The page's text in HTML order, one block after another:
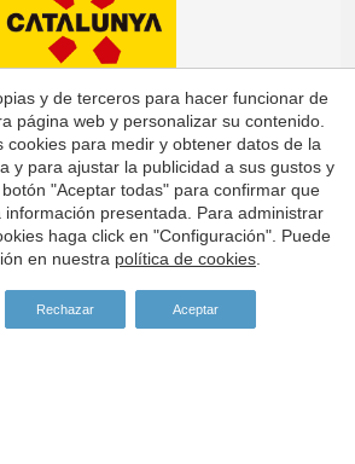
y de terceros para hacer funcionar de
página web y personalizar su contenido.
cookies para medir y obtener datos de la
y para ajustar la publicidad a sus gustos y
"Aceptar todas" para confirmar que
presentada. Para administrar
haga click en "Configuración". Puede
en nuestra política de cookies.
Rechazar Aceptar
Aceptar todas